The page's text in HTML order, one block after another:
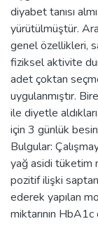
diyabet tanısı
yürütülmüştür.
genel özellikleri,
fiziksel aktivite
adet çoktan
uygulanmıştır.
ile diyetle
için 3 günlük besin
Bulgular:
yağ asidi tüketim
pozitif ilişki
ederek yapılan
miktarının